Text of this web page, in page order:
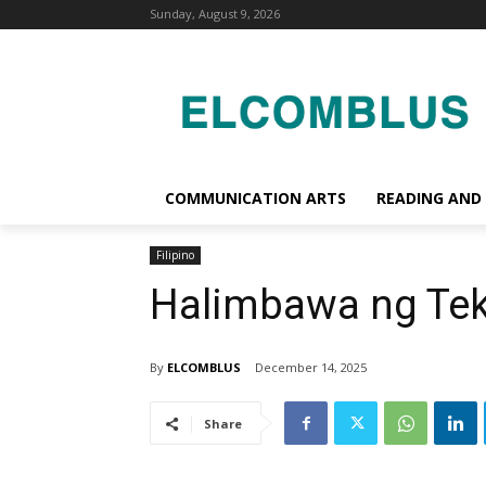
Sunday, August 9, 2026
COMMUNICATION ARTS READING
Filipino
Halimbawa ng
By ELCOMBLUS December 14, 2025
Share